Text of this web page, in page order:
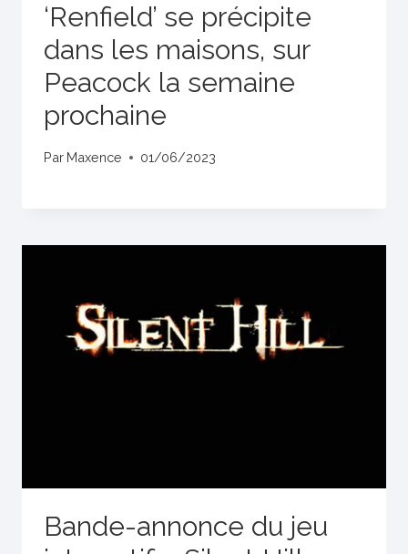
‘Renfield’ se précipite
dans les maisons, sur
Peacock la semaine
prochaine
Par Maxence 01/06/2023
Bande-annonce du jeu